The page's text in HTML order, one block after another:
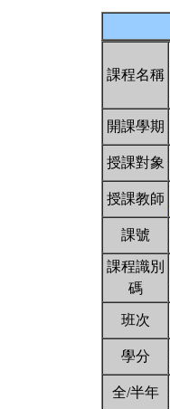
課程名稱
開課學期
授課對象
授課教師
課號
課程識別
碼
班次
學分
全/半年